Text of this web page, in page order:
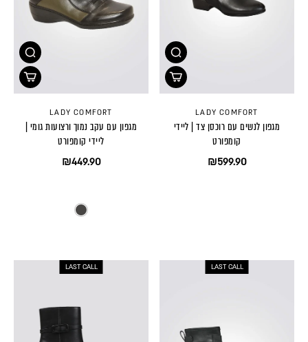
LADY COMFORT
מגפון לנשים עם רוכסן צד | ליידי
קומפורט
₪599.90
LADY COMFORT
מגפון עם עקב נמוך ורצועות גומי |
ליידי קומפורט
₪449.90
LAST CALL
LAST CALL